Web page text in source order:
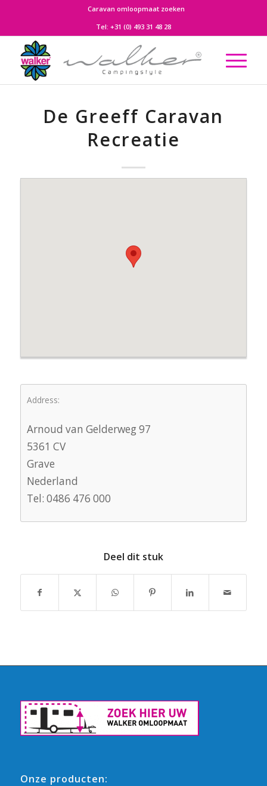
Caravan omloopmaat zoeken
Tel: +31 (0) 493 31 48 28
De Greeff Caravan
Recreatie
Address:
Arnoud van Gelderweg 97
5361 CV
Grave
Nederland
Tel: 0486 476 000
Deel dit stuk
Onze producten: